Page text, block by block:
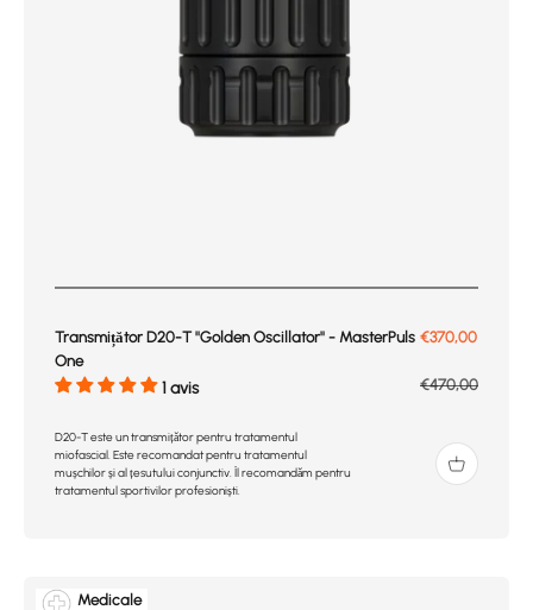
Transmițător D20-T ''Golden Oscillator'' - MasterPuls
One
1 avis
Prix de vente
€370,00
Prix normal
€470,00
D20-T este un transmițător pentru tratamentul
miofascial. Este recomandat pentru tratamentul
mușchilor și al țesutului conjunctiv. Îl recomandăm pentru
tratamentul sportivilor profesioniști.
Medicale